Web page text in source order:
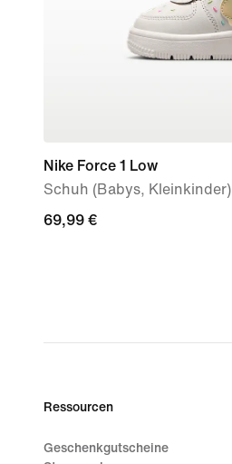
Nike Force 1 Low
Schuh (Babys, Kleinkinder)
69,99 €
69,99 €
Ressourcen
Geschenkgutscheine